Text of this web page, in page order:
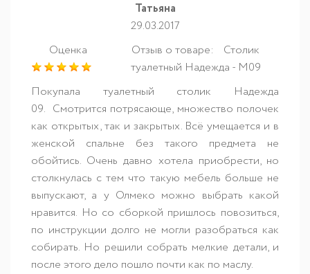
Татьяна
29.03.2017
Оценка
Отзыв о товаре:
Столик
туалетный Надежда - М09
Покупала туалетный столик Надежда
09. Смотрится потрясающе, множество полочек
как открытых, так и закрытых. Всё умещается и в
женской спальне без такого предмета не
обойтись. Очень давно хотела приобрести, но
столкнулась с тем что такую мебель больше не
выпускают, а у Олмеко можно выбрать какой
нравится. Но со сборкой пришлось повозиться,
по инструкции долго не могли разобраться как
собирать. Но решили собрать мелкие детали, и
после этого дело пошло почти как по маслу.